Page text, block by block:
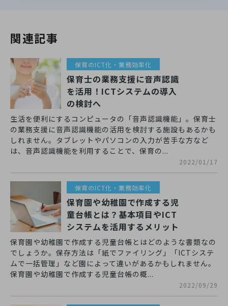
関連記事
保育のICT化・業務効率化
保育士の業務支援に音声認識
を活用！ICTシステムの導入
の検討へ
生活を便利にするコンピュータの「音声認識機能」。保育士
の業務支援に音声認識機能の活用を検討する施設もあるかも
しれません。タブレットやパソコンの入力が苦手な方など
は、音声認識機能を利用することで、保育の...
2022/01/17
保育のICT化・業務効率化
保育園や幼稚園で作成する児
童台帳とは？基本項目やICT
システムを活用するメリット
保育園や幼稚園で作成する児童台帳とはどのような書類なの
でしょうか。保存方法は「紙でファイリング」「ICTシステ
ムで一括管理」など園によって違いがあるかもしれません。
保育園や幼稚園で作成する児童台帳の概...
2022/09/29